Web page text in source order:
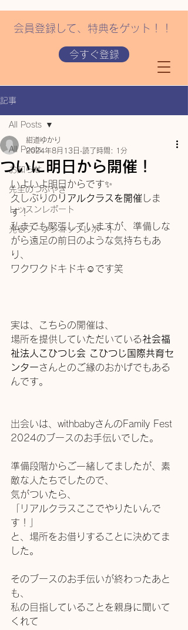
会員登録して、特典をゲット！！
今すぐ登録
記事
All Posts
お知らせ
先生のつぶやき
レッスンレポート
光るワークショップレポート
All Posts
ついに明日から開催！
紺道ゆかり
2024年8月13日 読了時間: 1分
いよいよ明日からです✨
久しぶりの リアルクラスを開催 しま
す！
私までも緊張していますが、準備しな
がら遠足の前日のような気持ちもあ
り、
ワクワクドキドキ☺️です笑
実は、こちらの開催は、
場所を提供していただいている社会福
祉法人こひつじ会 こひつじ国際共育セ
ンターさんとのご縁のおかげでもある
んです。
出会いは、withbabyさんのFamily Fest
2024のブースのお手伝いでした。
準備段階からご一緒してましたが、素
敵な人たちでしたので、
気がついたら、
「リアルクラスここでやりたいんで
す！」
と、場所をお借りすることに決めてま
した。
そのブースのお手伝いが終わったあと
も、
私の目指していることを親身に聞いて
くれて